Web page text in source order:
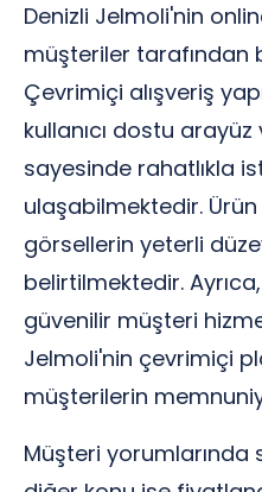
Denizli Jelmoli'nin
müşteriler tarafından
Çevrimiçi alışveriş
kullanıcı dostu
sayesinde rahatlıkla
ulaşabilmektedir. Ürün
görsellerin yeterli
belirtilmektedir.
güvenilir müşteri
Jelmoli'nin çevrimiçi
müşterilerin
Müşteri yorumlarında